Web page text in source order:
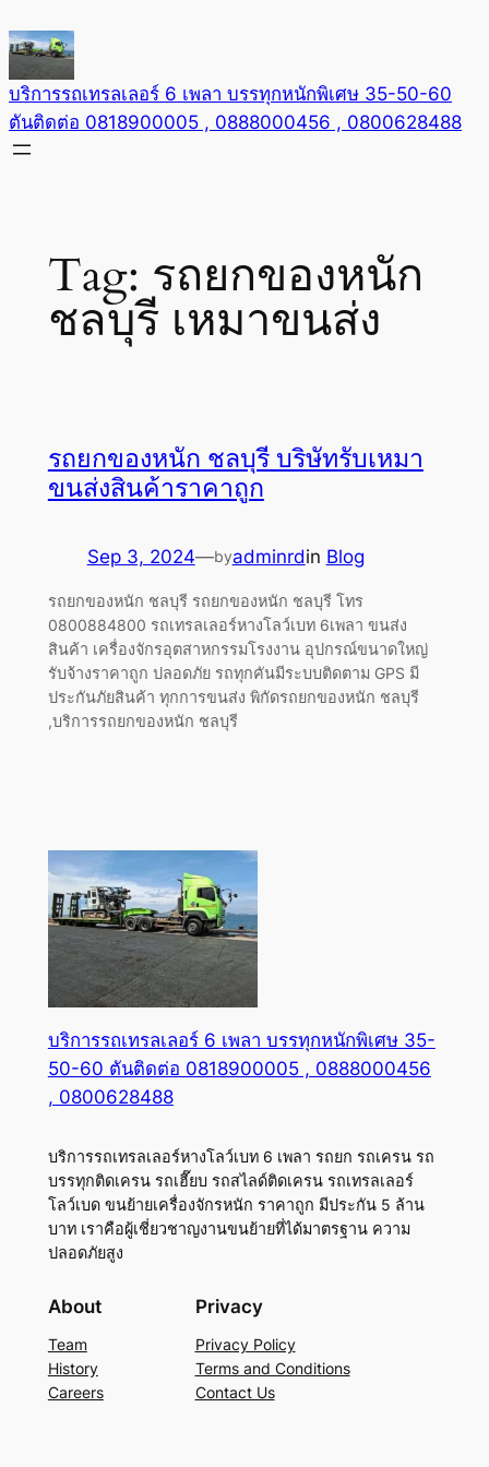
to
content
บริการรถเทรลเลอร์ 6 เพลา บรรทุกหนักพิเศษ 35-50-60
ตันติดต่อ 0818900005 , 0888000456 , 0800628488
Tag: รถยกของหนัก
ชลบุรี เหมาขนส่ง
รถยกของหนัก ชลบุรี บริษัทรับเหมา
ขนส่งสินค้าราคาถูก
Sep 3, 2024—byadminrdin Blog
รถยกของหนัก ชลบุรี รถยกของหนัก ชลบุรี โทร
0800884800 รถเทรลเลอร์หางโลว์เบท 6เพลา ขนส่ง
สินค้า เครื่องจักรอุตสาหกรรมโรงงาน อุปกรณ์ขนาดใหญ่
รับจ้างราคาถูก ปลอดภัย รถทุกคันมีระบบติดตาม GPS มี
ประกันภัยสินค้า ทุกการขนส่ง พิกัดรถยกของหนัก ชลบุรี
,บริการรถยกของหนัก ชลบุรี
บริการรถเทรลเลอร์ 6 เพลา บรรทุกหนักพิเศษ 35-
50-60 ตันติดต่อ 0818900005 , 0888000456
, 0800628488
บริการรถเทรลเลอร์หางโลว์เบท 6 เพลา รถยก รถเครน รถ
บรรทุกติดเครน รถเฮี๊ยบ รถสไลด์ติดเครน รถเทรลเลอร์
โลว์เบด ขนย้ายเครื่องจักรหนัก ราคาถูก มีประกัน 5 ล้าน
บาท เราคือผู้เชี่ยวชาญงานขนย้ายที่ได้มาตรฐาน ความ
ปลอดภัยสูง
About
Team
History
Careers
Privacy
Privacy Policy
Terms and Conditions
Contact Us